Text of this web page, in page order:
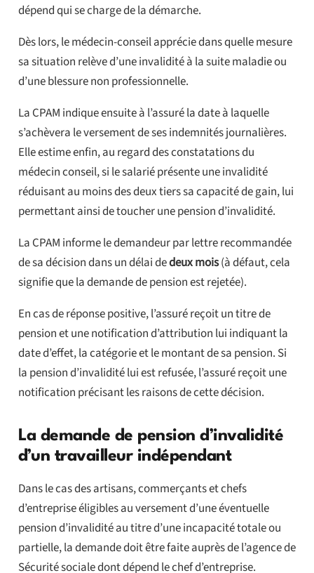
dépend qui se charge de la démarche.
Dès lors, le médecin-conseil apprécie dans quelle mesure
sa situation relève d’une invalidité à la suite maladie ou
d’une blessure non professionnelle.
La CPAM indique ensuite à l’assuré la date à laquelle
s’achèvera le versement de ses indemnités journalières.
Elle estime enfin, au regard des constatations du
médecin conseil, si le salarié présente une invalidité
réduisant au moins des deux tiers sa capacité de gain, lui
permettant ainsi de toucher une pension d’invalidité.
La CPAM informe le demandeur par lettre recommandée
de sa décision dans un délai dedeux mois(à défaut, cela
signifie que la demande de pension est rejetée).
En cas de réponse positive, l’assuré reçoit un titre de
pension et une notification d’attribution lui indiquant la
date d’effet, la catégorie et le montant de sa pension. Si
la pension d’invalidité lui est refusée, l’assuré reçoit une
notification précisant les raisons de cette décision.
La demande de pension d’invalidité
d’un travailleur indépendant
Dans le cas des artisans, commerçants et chefs
d’entreprise éligibles au versement d’une éventuelle
pension d’invalidité au titre d’une incapacité totale ou
partielle, la demande doit être faite auprès de l’agence de
Sécurité sociale dont dépend le chef d’entreprise.